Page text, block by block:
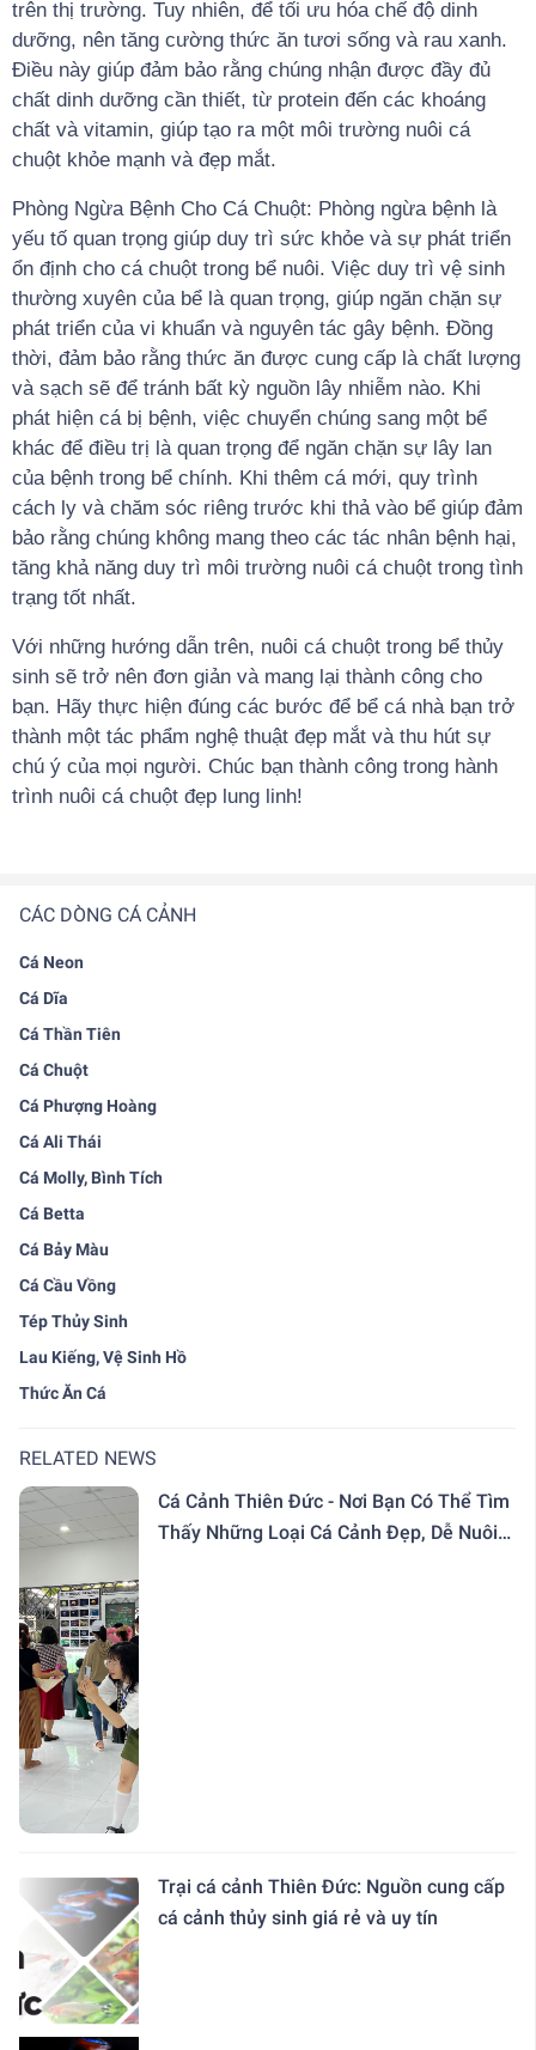
CÁC DÒNG CÁ CẢNH
Cá Neon
Cá Dĩa
Cá Thần Tiên
Cá Chuột
Cá Phượng Hoàng
Cá Ali Thái
Cá Molly, Bình Tích
Cá Betta
Cá Bảy Màu
Cá Cầu Vồng
Tép Thủy Sinh
Lau Kiếng, Vệ Sinh Hồ
Thức Ăn Cá
RELATED NEWS
Cá Cảnh Thiên Đức - Nơi Bạn Có Thể Tìm
Thấy Những Loại Cá Cảnh Đẹp, Dễ Nuôi
Trại cá cảnh Thiên Đức: Nguồn cung cấp
cá cảnh thủy sinh giá rẻ và uy tín
trên thị trường. Tuy nhiên, để tối ưu hóa chế độ dinh
dưỡng, nên tăng cường thức ăn tươi sống và rau xanh.
Điều này giúp đảm bảo rằng chúng nhận được đầy đủ
chất dinh dưỡng cần thiết, từ protein đến các khoáng
chất và vitamin, giúp tạo ra một môi trường nuôi cá
chuột khỏe mạnh và đẹp mắt.
Phòng Ngừa Bệnh Cho Cá Chuột: Phòng ngừa bệnh là
yếu tố quan trọng giúp duy trì sức khỏe và sự phát triển
ổn định cho cá chuột trong bể nuôi. Việc duy trì vệ sinh
thường xuyên của bể là quan trọng, giúp ngăn chặn sự
phát triển của vi khuẩn và nguyên tác gây bệnh. Đồng
thời, đảm bảo rằng thức ăn được cung cấp là chất lượng
và sạch sẽ để tránh bất kỳ nguồn lây nhiễm nào. Khi
phát hiện cá bị bệnh, việc chuyển chúng sang một bể
khác để điều trị là quan trọng để ngăn chặn sự lây lan
của bệnh trong bể chính. Khi thêm cá mới, quy trình
cách ly và chăm sóc riêng trước khi thả vào bể giúp đảm
bảo rằng chúng không mang theo các tác nhân bệnh hại,
tăng khả năng duy trì môi trường nuôi cá chuột trong tình
trạng tốt nhất.
Với những hướng dẫn trên, nuôi cá chuột trong bể thủy
sinh sẽ trở nên đơn giản và mang lại thành công cho
bạn. Hãy thực hiện đúng các bước để bể cá nhà bạn trở
thành một tác phẩm nghệ thuật đẹp mắt và thu hút sự
chú ý của mọi người. Chúc bạn thành công trong hành
trình nuôi cá chuột đẹp lung linh!